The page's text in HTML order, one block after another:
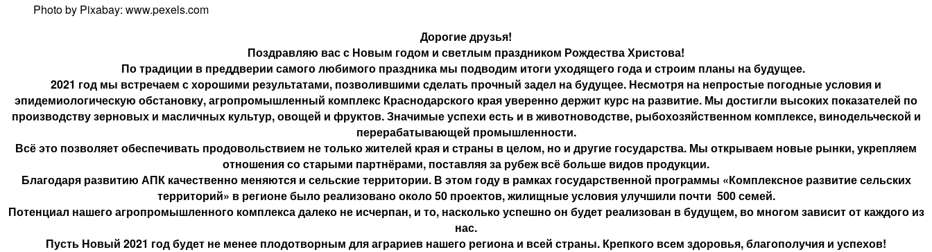
Photo by Pixabay: www.pexels.com
Дорогие друзья!
Поздравляю вас с Новым годом и светлым праздником Рождества Христова!
По традиции в преддверии самого любимого праздника мы подводим итоги уходящего года и строим планы на будущее.
2021 год мы встречаем с хорошими результатами, позволившими сделать прочный задел на будущее. Несмотря на непростые погодные условия и
эпидемиологическую обстановку, агропромышленный комплекс Краснодарского края уверенно держит курс на развитие. Мы достигли высоких показателей по
производству зерновых и масличных культур, овощей и фруктов. Значимые успехи есть и в животноводстве, рыбохозяйственном комплексе, винодельческой и
перерабатывающей промышленности.
Всё это позволяет обеспечивать продовольствием не только жителей края и страны в целом, но и другие государства. Мы открываем новые рынки, укрепляем
отношения со старыми партнёрами, поставляя за рубеж всё больше видов продукции.
Благодаря развитию АПК качественно меняются и сельские территории. В этом году в рамках государственной программы «Комплексное развитие сельских
территорий» в регионе было реализовано около 50 проектов, жилищные условия улучшили почти 500 семей.
Потенциал нашего агропромышленного комплекса далеко не исчерпан, и то, насколько успешно он будет реализован в будущем, во многом зависит от каждого из
нас.
Пусть Новый 2021 год будет не менее плодотворным для аграриев нашего региона и всей страны. Крепкого всем здоровья, благополучия и успехов!